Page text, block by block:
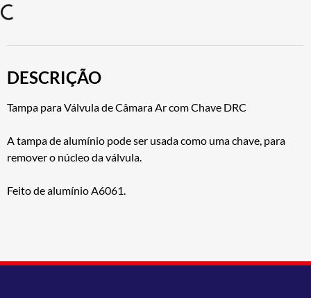
DESCRIÇÃO
Tampa para Válvula de Câmara Ar com Chave DRC
A tampa de alumínio pode ser usada como uma chave, para
remover o núcleo da válvula.
Feito de alumínio A6061.